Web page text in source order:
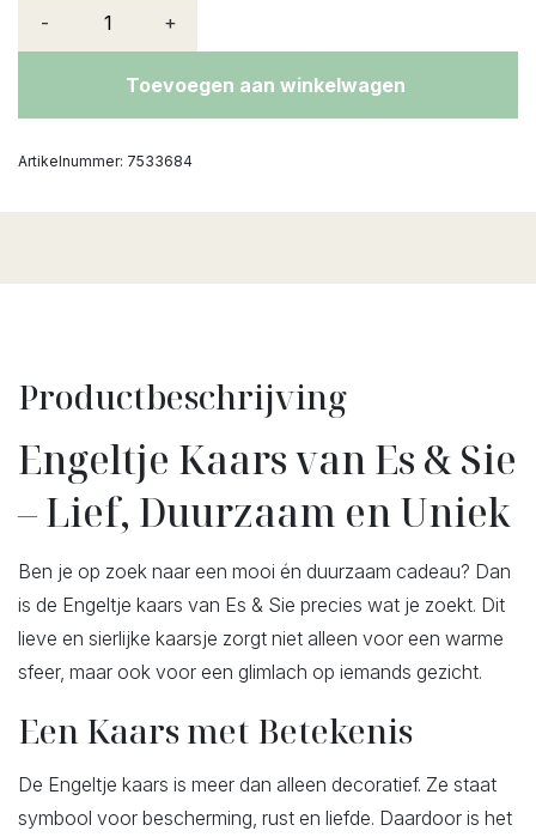
- +
Toevoegen aan winkelwagen
Artikelnummer: 7533684
Productbeschrijving
Engeltje Kaars van Es & Sie
– Lief, Duurzaam en Uniek
Ben je op zoek naar een mooi én duurzaam cadeau? Dan
is de Engeltje kaars van Es & Sie precies wat je zoekt. Dit
lieve en sierlijke kaarsje zorgt niet alleen voor een warme
sfeer, maar ook voor een glimlach op iemands gezicht.
Een Kaars met Betekenis
De Engeltje kaars is meer dan alleen decoratief. Ze staat
symbool voor bescherming, rust en liefde. Daardoor is het